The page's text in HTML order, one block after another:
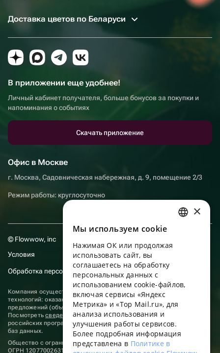
Доставка цветов по Беларуси
В приложении еще удобнее!
Личный кабинет получателя, больше бонусов за покупки и
напоминания о событиях
Скачать приложение
Офис в Москве
г. Москва, Садовническая набережная, д. 9, помещение 2/3
Режим работы: круглосуточно
© Flowwow, inc
Условия
Обработка персональных данных
Компания осуществляет деятельность в области информационных
технологий: оказание услуг в сети “Интернет” по размещению
предложений (объявлений) продавцов о реализации товаров.
Посмотретьсведения о программах, включенных в реестр
российских программ для электронных вычислительных машин и
баз данных.
Общество с ограниченной ответственностью «ФЛАУВАУ»
ОГРН 1207700263198, ИНН 9702020445
ENGLISH
UKRAINIAN
PORTUGUESE
FRENCH
×
Мы используем сookie
Нажимая ОК или продолжая
использовать сайт, вы
соглашаетесь на обработку
персональных данных с
использованием cookie-файлов,
включая сервисы «Яндекс
Метрика» и «Top Mail.ru», для
анализа использования и
улучшения работы сервисов.
Более подробная информация
представлена в Политике в